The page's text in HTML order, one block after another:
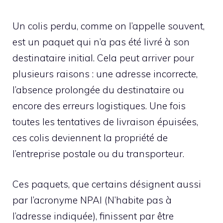
Un colis perdu, comme on l’appelle souvent,
est un paquet qui n’a pas été livré à son
destinataire initial. Cela peut arriver pour
plusieurs raisons : une adresse incorrecte,
l’absence prolongée du destinataire ou
encore des erreurs logistiques. Une fois
toutes les tentatives de livraison épuisées,
ces colis deviennent la propriété de
l’entreprise postale ou du transporteur.
Ces paquets, que certains désignent aussi
par l’acronyme NPAI (N’habite pas à
l’adresse indiquée), finissent par être